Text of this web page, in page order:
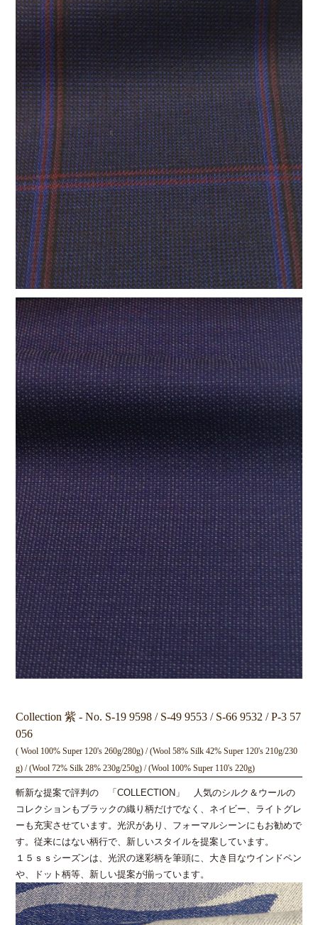
Collection 紫 - No. S-19 9598 / S-49 9553 / S-66 9532 / P-3 57
056
( Wool 100% Super 120's 260g/280g) / (Wool 58% Silk 42% Super 120's 210g/230
g) / (Wool 72% Silk 28% 230g/250g) / (Wool 100% Super 110's 220g)
斬新な提案で評判の 「COLLECTION」 人気のシルク＆ウールの
コレクションもブラックの織り柄だけでなく、ネイビー、ライトグレ
ーも充実させています。光沢があり、フォーマルシーンにもお勧めで
す。従来にはない柄行で、新しいスタイルを提案しています。
１５ｓｓシーズンは、光沢の迷彩柄を筆頭に、大き目なウインドペン
や、ドット柄等、新しい提案が揃っています。